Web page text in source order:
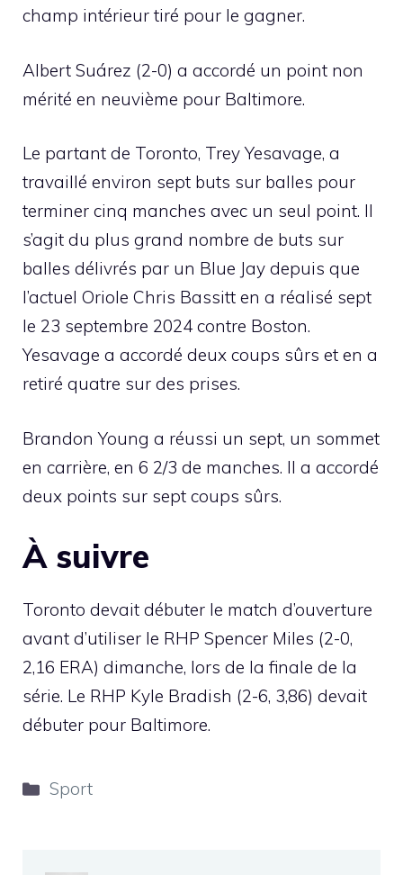
champ intérieur tiré pour le gagner.
Albert Suárez (2-0) a accordé un point non
mérité en neuvième pour Baltimore.
Le partant de Toronto, Trey Yesavage, a
travaillé environ sept buts sur balles pour
terminer cinq manches avec un seul point. Il
s’agit du plus grand nombre de buts sur
balles délivrés par un Blue Jay depuis que
l’actuel Oriole Chris Bassitt en a réalisé sept
le 23 septembre 2024 contre Boston.
Yesavage a accordé deux coups sûrs et en a
retiré quatre sur des prises.
Brandon Young a réussi un sept, un sommet
en carrière, en 6 2/3 de manches. Il a accordé
deux points sur sept coups sûrs.
À suivre
Toronto devait débuter le match d’ouverture
avant d’utiliser le RHP Spencer Miles (2-0,
2,16 ERA) dimanche, lors de la finale de la
série. Le RHP Kyle Bradish (2-6, 3,86) devait
débuter pour Baltimore.
Catégories
Sport